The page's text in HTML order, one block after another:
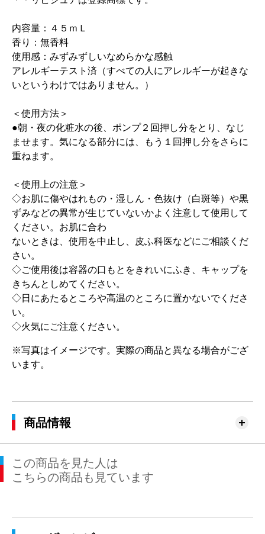
内容量：４５ｍＬ
香り：無香料
使用感：みずみずしいなめらかな感触
アレルギーテスト済（すべての人にアレルギーが起きな
いというわけではありません。）
＜使用方法＞
●朝・夜の化粧水の後、ポンプ２回押し分をとり、なじ
ませます。気になる部分には、もう１回押し分をさらに
重ねます。
＜使用上の注意＞
◇お肌に傷やはれもの・湿しん・色抜け（白斑等）や黒
ずみなどの異常が生じていないかよく注意して使用して
ください。お肌に合わ
ないときは、使用を中止し、皮ふ科医などにご相談くだ
さい。
◇ご使用後は容器の口もとをきれいにふき、キャップを
きちんとしめてください。
◇日にあたるところや高温のところに置かないでくださ
い。
◇火気にご注意ください。
※写真はイメージです。実際の商品と異なる場合がござ
います。
商品情報
この商品を見た人は
こちらの商品も見ています